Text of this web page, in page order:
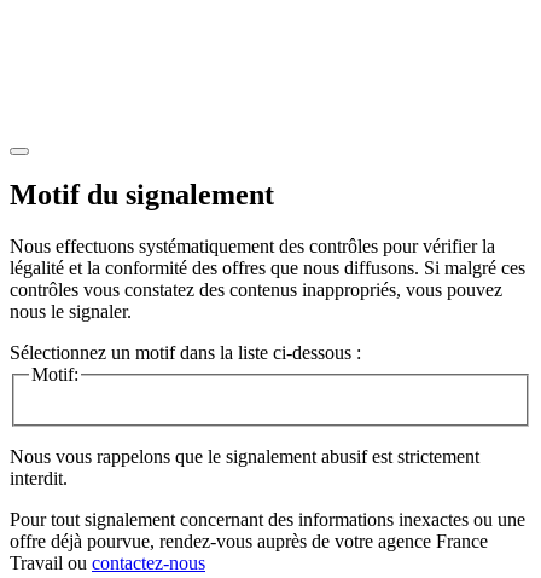
Motif du signalement
Nous effectuons systématiquement des contrôles pour vérifier la
légalité et la conformité des offres que nous diffusons. Si malgré ces
contrôles vous constatez des contenus inappropriés, vous pouvez
nous le signaler.
Sélectionnez un motif dans la liste ci-dessous :
Motif:
Nous vous rappelons que le signalement abusif est strictement
interdit.
Pour tout signalement concernant des informations inexactes ou une
offre déjà pourvue, rendez-vous auprès de votre agence France
Travail ou contactez-nous